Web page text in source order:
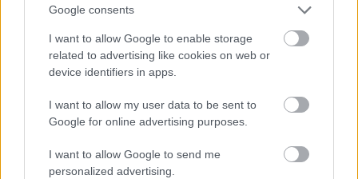
Google consents
I want to allow Google to enable storage
related to advertising like cookies on web or
device identifiers in apps.
I want to allow my user data to be sent to
Google for online advertising purposes.
I want to allow Google to send me
personalized advertising.
Hírlevél feliratkozás